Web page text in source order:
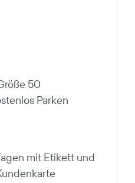
50
Parken
mit Etikett und